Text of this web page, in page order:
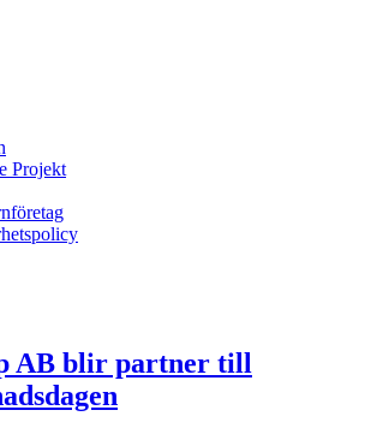
Projekt
AB blir partner till